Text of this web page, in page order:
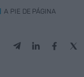
A PIE DE PÁGINA